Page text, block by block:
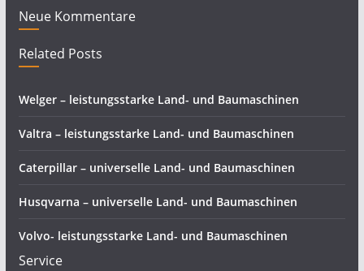
Neue Kommentare
Related Posts
Welger – leistungsstarke Land- und Baumaschinen
Valtra – leistungsstarke Land- und Baumaschinen
Caterpillar – universelle Land- und Baumaschinen
Husqvarna – universelle Land- und Baumaschinen
Volvo- leistungsstarke Land- und Baumaschinen
Service